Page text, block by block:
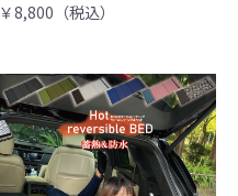
￥8,800（税込）